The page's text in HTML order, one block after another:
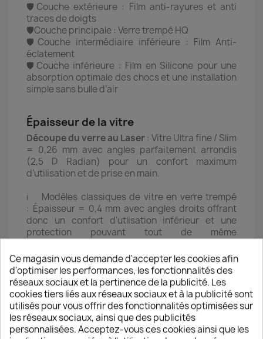
🛡️Couche extérieure : Film anti-rayures et anti
traces de doigts
🛡️Couche principale : Verre trempé HQ
🛡️Couche intermédiaire inférieure : Film Anti-
éclatement
🛡️Couche inférieure : Film en Silicone pour une
absorption optimale des chocs et une installation
simple sans bulle d’air
Épaisseur de la vitre
Découpe du verre au Laser : Vitre Ultra fine / Slim
= 0,26 mm avec angles parfaitement arrondis
(2,5 D Radian) pour un confort maximum
d’utilisation et de prise en main.
ℹ️ Modèles classiques de vitre en verre trempé
: Épaisseur = 0,4 mm avec angles droits offrant
donc un confort d'utlisation inférieur et une
protection pouvant tout de même
trempé
Dureté du verre
Verre trempé avec niveau de dureté supérieur
🛡️Une résistance optimale contre la casse grâce à
une absorption de chocs optimale
Ce magasin vous demande d'accepter les cookies afin
d'optimiser les performances, les fonctionnalités des
réseaux sociaux et la pertinence de la publicité. Les
cookies tiers liés aux réseaux sociaux et à la publicité sont
utilisés pour vous offrir des fonctionnalités optimisées sur
les réseaux sociaux, ainsi que des publicités
personnalisées. Acceptez-vous ces cookies ainsi que les